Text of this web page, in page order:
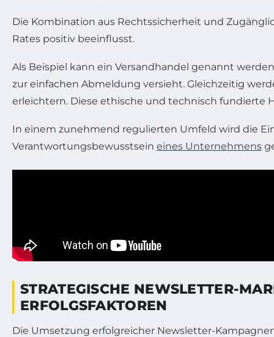
Die Kombination aus Rechtssicherheit und
Rates positiv beeinflusst.
Als Beispiel kann ein Versandhandel genannt
zur einfachen Abmeldung versieht. Gleichzeitig
erleichtern. Diese ethische und technisch fundierte
In einem zunehmend regulierten Umfeld wird die
Verantwortungsbewusstsein eines Unternehmens
STRATEGISCHE NEWSLETTER-
ERFOLGSFAKTOREN
Die Umsetzung erfolgreicher Newsletter-